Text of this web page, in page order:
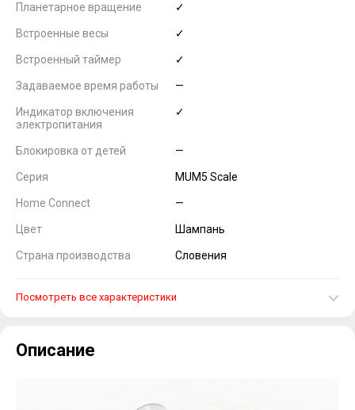
Планетарное вращение ✓
Встроенные весы ✓
Встроенный таймер ✓
Задаваемое время работы —
Индикатор включения
электропитания
✓
Блокировка от детей —
Серия MUM5 Scale
Home Connect —
Цвет Шампань
Страна производства Словения
Посмотреть все характеристики
Описание